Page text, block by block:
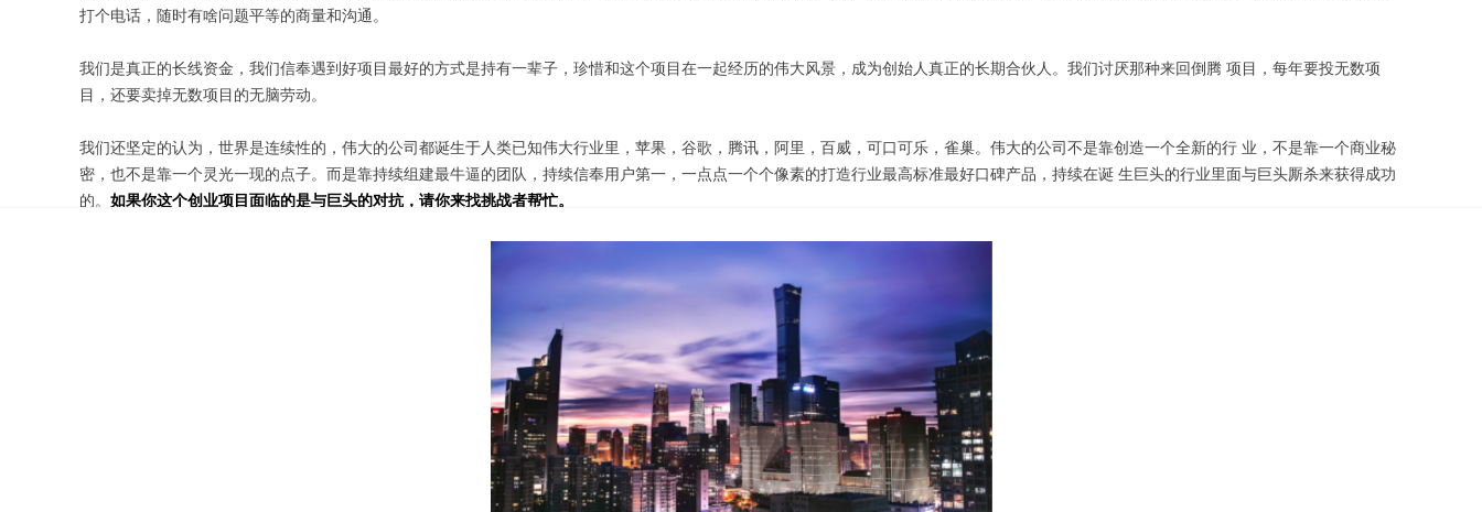
打个电话，随时有啥问题平等的商量和沟通。
我们是真正的长线资金，我们信奉遇到好项目最好的方式是持有一辈子，珍惜和这个项目在一起经历的伟大风景，成为创始人真正的长期合伙人。我们讨厌那种来回倒腾 项目，每年要投无数项
目，还要卖掉无数项目的无脑劳动。
我们还坚定的认为，世界是连续性的，伟大的公司都诞生于人类已知伟大行业里，苹果，谷歌，腾讯，阿里，百威，可口可乐，雀巢。伟大的公司不是靠创造一个全新的行 业，不是靠一个商业秘
密，也不是靠一个灵光一现的点子。而是靠持续组建最牛逼的团队，持续信奉用户第一，一点点一个个像素的打造行业最高标准最好口碑产品，持续在诞 生巨头的行业里面与巨头厮杀来获得成功
的。 如果你这个创业项目面临的是与巨头的对抗，请你来找挑战者帮忙。